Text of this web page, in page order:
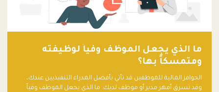
ما الذي يجعل الموظف وفياً لوظيفته
ومتمسكاً بها؟
الحوافز المالية للموظفين قد تأتي بأفضل المدراء التنفيذيين عندك،
وقد تسرق أمهر مدير أو موظف لديك. ما الذي يجعل الموظف وفياً